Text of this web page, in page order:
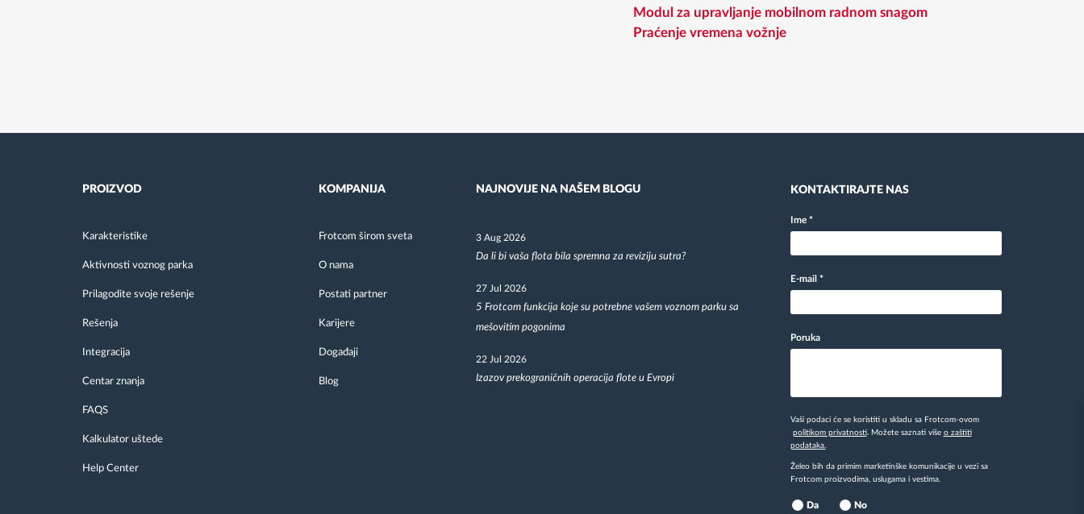
Modul za upravljanje mobilnom radnom snagom
Praćenje vremena vožnje
PROIZVOD
Karakteristike
Aktivnosti voznog parka
Prilagodite svoje rešenje
Rešenja
Integracija
Centar znanja
FAQS
Kalkulator uštede
Help Center
KOMPANIJA
Frotcom širom sveta
O nama
Postati partner
Karijere
Događaji
Blog
NAJNOVIJE NA NAŠEM BLOGU
3 Aug 2026
Da li bi vaša flota bila spremna za reviziju sutra?
27 Jul 2026
5 Frotcom funkcija koje su potrebne vašem voznom parku sa
mešovitim pogonima
22 Jul 2026
Izazov prekograničnih operacija flote u Evropi
KONTAKTIRAJTE NAS
Ime *
E-mail *
Poruka
Vaši podaci će se koristiti u skladu sa Frotcom-ovom
politikom privatnosti. Možete saznati više o zaštiti
podataka.
Želeo bih da primim marketinške komunikacije u vezi sa
Frotcom proizvodima, uslugama i vestima.
Da No